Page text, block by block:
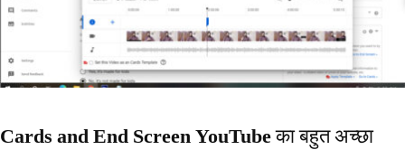
Cards and End Screen YouTubeका बहुत अच्छा